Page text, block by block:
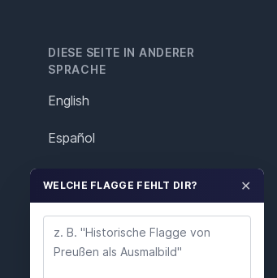
DIESE SEITE IN ANDERER
SPRACHE
English
Español
Italiano
Polska
WELCHE FLAGGE FEHLT DIR? ✕